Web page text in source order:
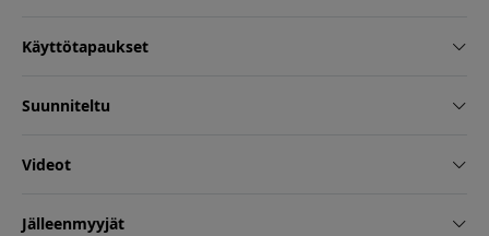
Käyttötapaukset
Suunniteltu
Videot
Jälleenmyyjät